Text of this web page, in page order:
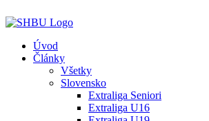
Úvod
Články
Všetky
Slovensko
Extraliga Seniori
Extraliga U16